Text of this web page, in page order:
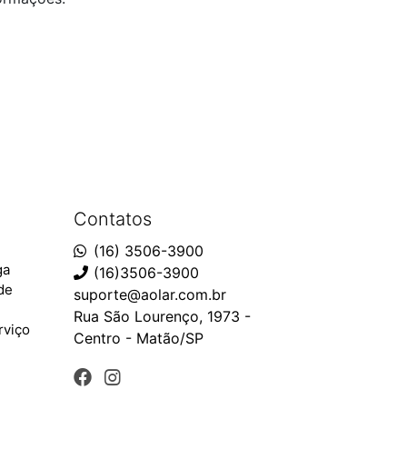
Contatos
(16) 3506-3900
(16)3506-3900
suporte@aolar.com.br
Rua São Lourenço, 1973 -
Centro - Matão/SP